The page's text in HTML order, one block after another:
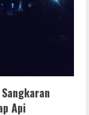
Api